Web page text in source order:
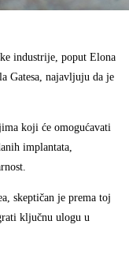
industrije, poput Elona
Gatesa, najavljuju da je
koji će omogućavati
implantata,
skeptičan je prema toj
ključnu ulogu u